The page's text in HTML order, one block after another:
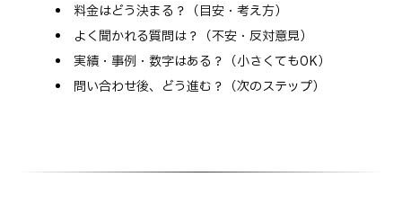
料金はどう決まる？（目安・考え方）
よく聞かれる質問は？（不安・反対意見）
実績・事例・数字はある？（小さくてもOK）
問い合わせ後、どう進む？（次のステップ）